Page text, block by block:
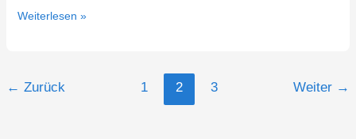
Weiterlesen »
← Zurück 1 2 3 Weiter →